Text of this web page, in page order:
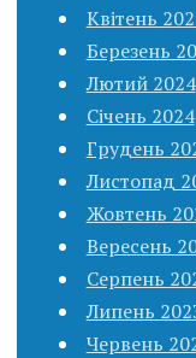
Квітень
Березень
Лютий 2024
Січень 2024
Грудень
Листопад
Жовтень
Вересень
Серпень
Липень
Червень